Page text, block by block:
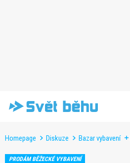
Homepage Diskuze Bazar vybavení
PRODÁM BĚŽECKÉ VYBAVENÍ